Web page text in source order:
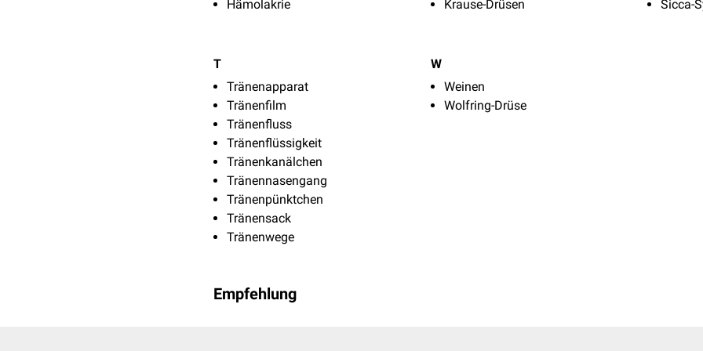
Hämolakrie
Krause-Drüsen
Sicca-
T
Tränenapparat
Tränenfilm
Tränenfluss
Tränenflüssigkeit
Tränenkanälchen
Tränennasengang
Tränenpünktchen
Tränensack
Tränenwege
W
Weinen
Wolfring-Drüse
Empfehlung